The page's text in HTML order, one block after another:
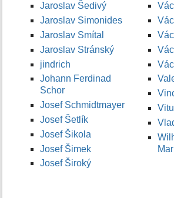
Jaroslav Šedivý
Jaroslav Simonides
Jaroslav Smítal
Jaroslav Stránský
jindrich
Johann Ferdinad
Schor
Josef Schmidtmayer
Josef Šetlík
Josef Šikola
Josef Šimek
Josef Široký